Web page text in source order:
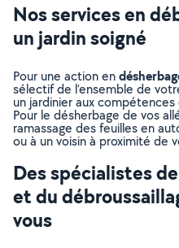
Nos services en
un jardin soigné
Pour une action en
sélectif de l’ensemble de
un jardinier aux
Pour le désherbage de vos
ramassage des feuilles en
ou à un voisin à proximité de
Des spécialistes
et du
vous